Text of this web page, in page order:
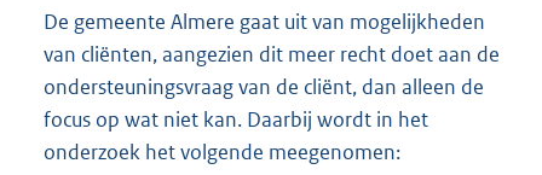
De gemeente Almere gaat uit van mogelijkheden
van cliënten, aangezien dit meer recht doet aan de
ondersteuningsvraag van de cliënt, dan alleen de
focus op wat niet kan. Daarbij wordt in het
onderzoek het volgende meegenomen: